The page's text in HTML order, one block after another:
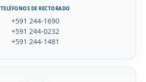
TELÉFONOS DE RECTORADO
+591 244-1690
+591 244-0232
+591 244-1481